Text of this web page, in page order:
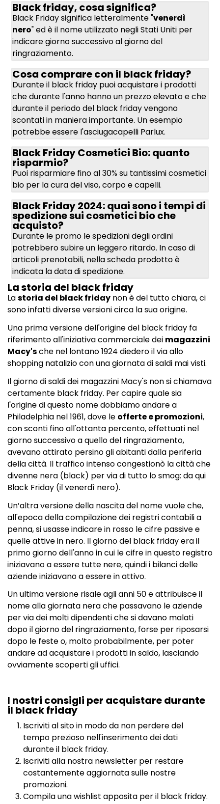
Black friday, cosa significa?
Black Friday significa letteralmente "venerdì
nero" ed è il nome utilizzato negli Stati Uniti per
indicare giorno successivo al giorno del
ringraziamento.
Cosa comprare con il black friday?
Durante il black friday puoi acquistare i prodotti
che durante l'anno hanno un prezzo elevato e che
durante il periodo del black friday vengono
scontati in maniera importante. Un esempio
potrebbe essere l'asciugacapelli Parlux.
Black Friday Cosmetici Bio: quanto
risparmio?
Puoi risparmiare fino al 30% su tantissimi cosmetici
bio per la cura del viso, corpo e capelli.
Black Friday 2024: quai sono i tempi di
spedizione sui cosmetici bio che
acquisto?
Durante le promo le spedizioni degli ordini
potrebbero subire un leggero ritardo. In caso di
articoli prenotabili, nella scheda prodotto è
indicata la data di spedizione.
La storia del black friday
Lastoria del black friday non è del tutto chiara, ci
sono infatti diverse versioni circa la sua origine.
Una prima versione dell'origine del black friday fa
riferimento all'iniziativa commerciale dei magazzini
Macy'sche nel lontano 1924 diedero il via allo
shopping natalizio con una giornata di saldi mai visti.
Il giorno di saldi dei magazzini Macy's non si chiamava
certamente black friday. Per capire quale sia
l'origine di questo nome dobbiamo andare a
Philadelphia nel 1961, dove le offerte e promozioni,
con sconti fino all'ottanta percento, effettuati nel
giorno successivo a quello del ringraziamento,
avevano attirato persino gli abitanti dalla periferia
della città. Il traffico intenso congestionò la città che
divenne nera (black) per via di tutto lo smog: da qui
Black Friday (il venerdì nero).
Un’altra versione della nascita del nome vuole che,
all'epoca della compilazione dei registri contabili a
penna, si usasse indicare in rosso le cifre passive e
quelle attive in nero. Il giorno del black friday era il
primo giorno dell'anno in cui le cifre in questo registro
iniziavano a essere tutte nere, quindi i bilanci delle
aziende iniziavano a essere in attivo.
Un ultima versione risale agli anni 50 e attribuisce il
nome alla giornata nera che passavano le aziende
per via dei molti dipendenti che si davano malati
dopo il giorno del ringraziamento, forse per riposarsi
dopo le feste o, molto probabilmente, per poter
andare ad acquistare i prodotti in saldo, lasciando
ovviamente scoperti gli uffici.
I nostri consigli per acquistare durante
il black friday
Iscriviti al sito in modo da non perdere del
tempo prezioso nell'inserimento dei dati
durante il black friday.
Iscriviti alla nostra newsletter per restare
costantemente aggiornata sulle nostre
promozioni.
Compila una wishlist apposita per il black friday.